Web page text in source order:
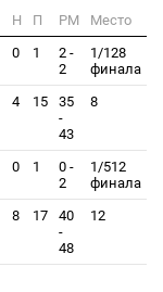
Н П РМ
Место
0 1
2 -
2
1/128
финала
4 15
35
-
43
8
0 1
0 -
2
1/512
финала
8 17
40
-
48
12